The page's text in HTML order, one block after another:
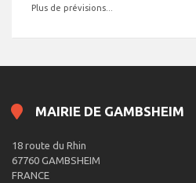
Plus de prévisions...
MAIRIE DE GAMBSHEIM
18 route du Rhin
67760 GAMBSHEIM
FRANCE